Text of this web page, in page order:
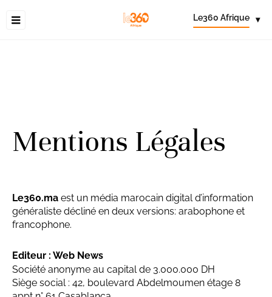
Le360 Afrique ▾
Mentions Légales
Le360.ma est un média marocain digital d’information
généraliste décliné en deux versions: arabophone et
francophone.
Editeur : Web News
Société anonyme au capital de 3.000.000 DH
Siège social : 42, boulevard Abdelmoumen étage 8